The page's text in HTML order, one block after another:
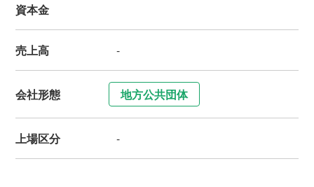
資本金
売上高 -
会社形態 地方公共団体
上場区分 -